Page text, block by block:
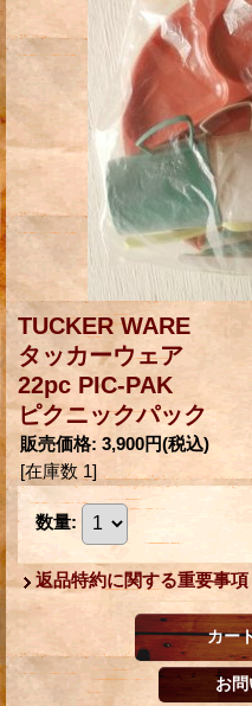
TUCKER WARE
タッカーウェア
22pc PIC-PAK
ピクニックパック
販売価格: 3,900円(税込)
[在庫数 1]
数量:
返品特約に関する重要事項